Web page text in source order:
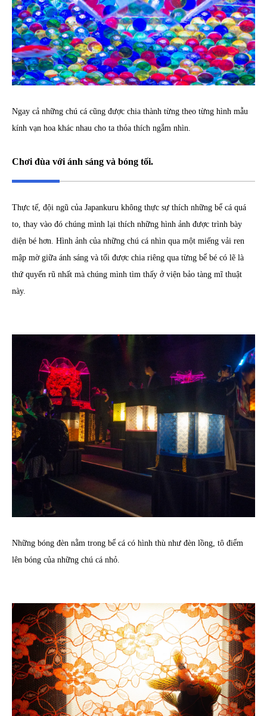
Ngay cả những chú cá cũng được chia thành từng theo từng hình mẫu
kính vạn hoa khác nhau cho ta thỏa thích ngắm nhìn.
Chơi đùa với ánh sáng và bóng tối.
Thực tế, đội ngũ của Japankuru không thực sự thích những bể cá quá
to, thay vào đó chúng mình lại thích những hình ảnh được trình bày
diện bé hơn. Hình ảnh của những chú cá nhìn qua một miếng vải ren
mập mờ giữa ánh sáng và tối được chia riêng qua từng bể bé có lẽ là
thứ quyến rũ nhất mà chúng mình tìm thấy ở viện bảo tàng mĩ thuật
này.
Những bóng đèn nằm trong bể cá có hình thù như đèn lồng, tô điểm
lên bóng của những chú cá nhỏ.